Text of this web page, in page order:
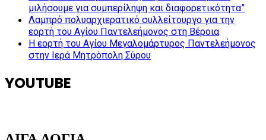
μιλήσουμε για συμπερίληψη και διαφορετικότητα”
Λαμπρό πολυαρχιερατικό συλλείτουργο για την
εορτή του Αγίου Παντελεήμονος στη Βέροια
Η εορτή του Αγίου Μεγαλομάρτυρος Παντελεήμονος
στην Ιερά Μητρόπολη Σύρου
YOUTUBE